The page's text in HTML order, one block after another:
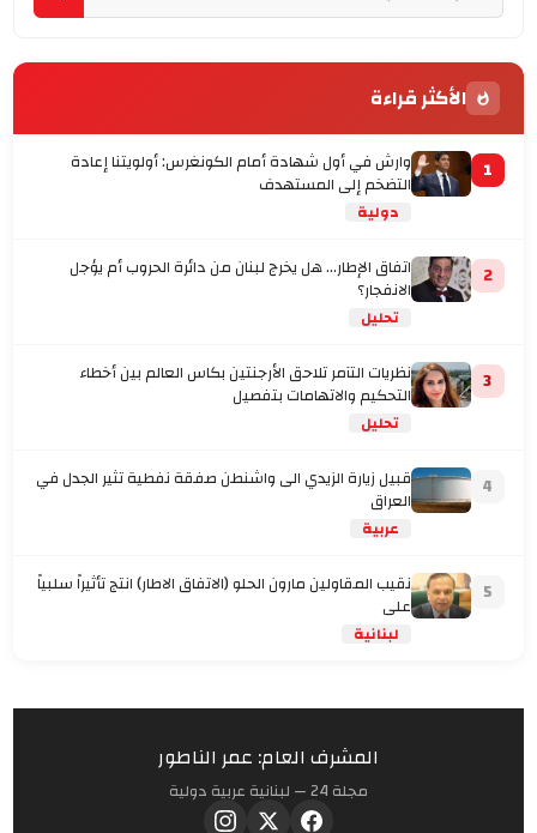
الأكثر قراءة
1 وارش في أول شهادة أمام الكونغرس: أولويتنا إعادة
التضخم إلى المستهدف
دولية
2 اتفاق الإطار... هل يخرج لبنان من دائرة الحروب أم يؤجل
الانفجار؟
تحليل
3 نظريات التآمر تلاحق الأرجنتين بكاس العالم بين أخطاء
التحكيم والاتهامات بتفصيل
تحليل
4 قبيل زيارة الزيدي الى واشنطن صفقة نفطية تثير الجدل في
العراق
عربية
5 نقيب المقاولين مارون الحلو (الاتفاق الاطار) انتج تأثيراً سلبياً
على
لبنانية
المشرف العام: عمر الناطور
مجلة 24 — لبنانية عربية دولية